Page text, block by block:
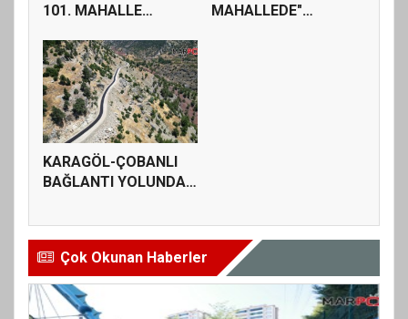
101. MAHALLE
BAĞ...
MAHALLEDE"
KARAGÖL-ÇOBANLI
BAĞLANTI YOLUNDA
Çok Okunan Haberler